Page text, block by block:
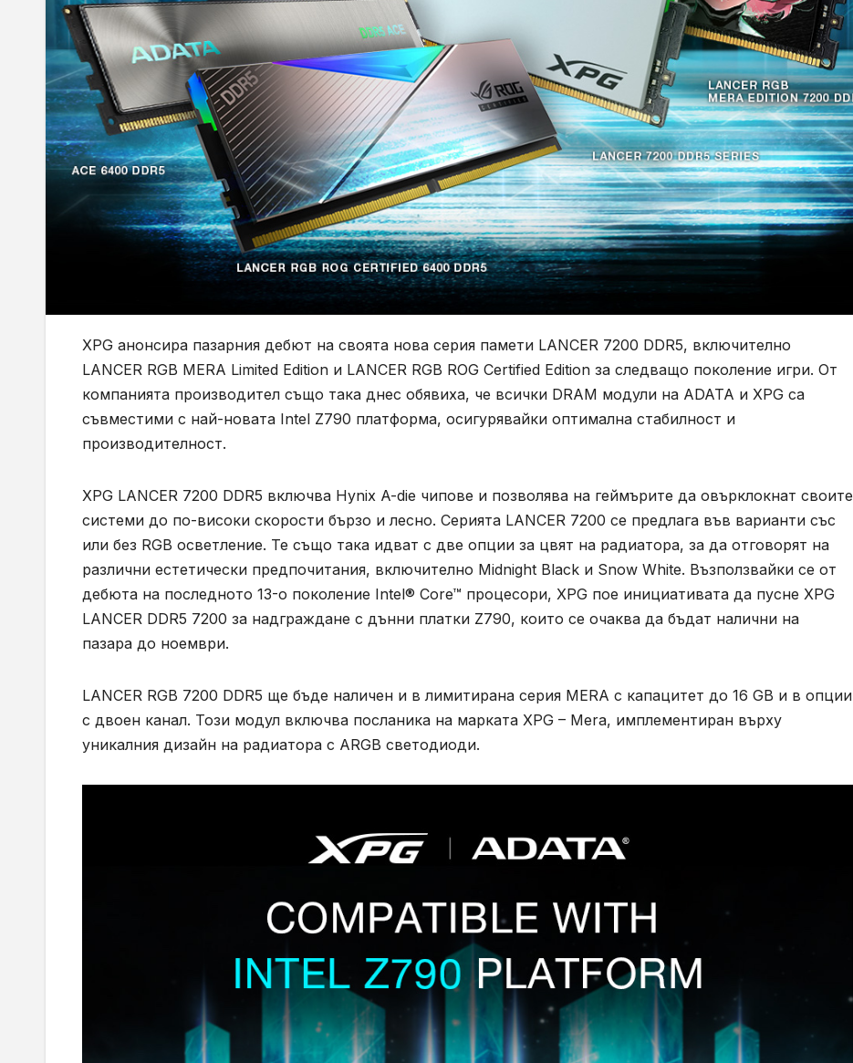
XPG анонсира пазарния дебют на своята нова серия памети LANCER 7200 DDR5, включително
LANCER RGB MERA Limited Edition и LANCER RGB ROG Certified Edition за следващо поколение игри. От
компанията производител също така днес обявиха, че всички DRAM модули на ADATA и XPG са
съвместими с най-новата Intel Z790 платформа, осигурявайки оптимална стабилност и
производителност.
XPG LANCER 7200 DDR5 включва Hynix A-die чипове и позволява на геймърите да овърклокнат своите
системи до по-високи скорости бързо и лесно. Серията LANCER 7200 се предлага във варианти със
или без RGB осветление. Те също така идват с две опции за цвят на радиатора, за да отговорят на
различни естетически предпочитания, включително Midnight Black и Snow White. Възползвайки се от
дебюта на последното 13-о поколение Intel® Core™ процесори, XPG пое инициативата да пусне XPG
LANCER DDR5 7200 за надграждане с дънни платки Z790, които се очаква да бъдат налични на
пазара до ноември.
LANCER RGB 7200 DDR5 ще бъде наличен и в лимитирана серия MERA с капацитет до 16 GB и в опции
с двоен канал. Този модул включва посланика на марката XPG – Mera, имплементиран върху
уникалния дизайн на радиатора с ARGB светодиоди.